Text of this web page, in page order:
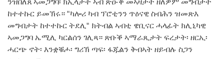
ከተተኩር ይመኽሩ። "ካሎሪ ካብ ፕሮቲንን ጥዕናዊ ስብሕን ዝመጽእ
መግብታት ከተተኩር ትደሊ" ክትብል ኣብቲ ዌቢናር ሓላፊት ክሊኒካዊ
ኣመጋግባ ኤሚሊ ካርልሰን ገሊጻ። ጽቡቕ ኣማራጺታት ፍረታት፡ ዘርኢ፡
ሓርጭ ኖት፡ እንቋቑሖ፡ ግሪኽ ጣፍ፡ ፋጁልን ቅብኣት ዘይብሉ ስጋን